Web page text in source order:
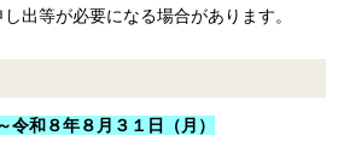
出等が必要になる場合があります。
和８年８月３１日（月）